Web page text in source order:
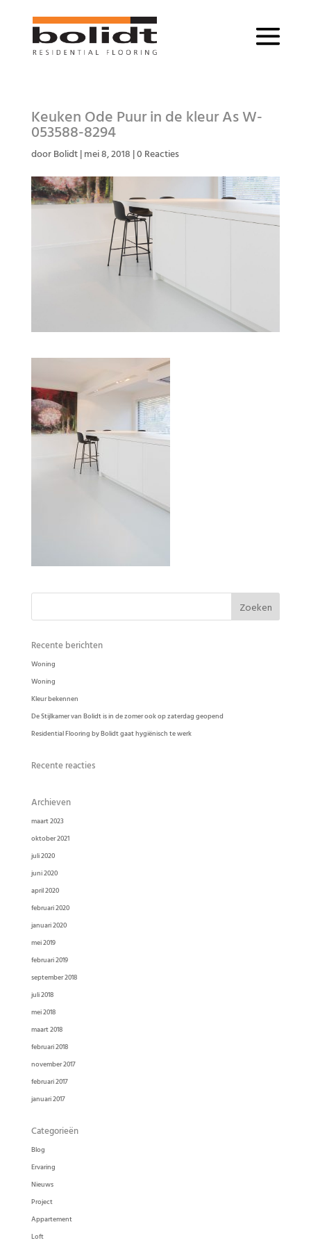
Keuken Ode Puur in de kleur As W-
053588-8294
doorBolidt|mei 8, 2018 |0 Reacties
Recente berichten
Woning
Woning
Kleur bekennen
De Stijlkamer van Bolidt is in de zomer ook op zaterdag geopend
Residential Flooring by Bolidt gaat hygiënisch te werk
Recente reacties
Archieven
maart 2023
oktober 2021
juli 2020
juni 2020
april 2020
februari 2020
januari 2020
mei 2019
februari 2019
september 2018
juli 2018
mei 2018
maart 2018
februari 2018
november 2017
februari 2017
januari 2017
Categorieën
Blog
Ervaring
Nieuws
Project
Appartement
Loft